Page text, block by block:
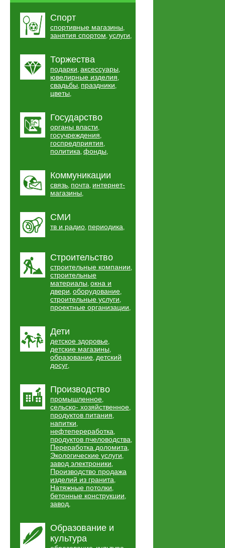
Спорт
спортивные магазины,
занятия спортом, услуги,
Торжества
подарки, аксессуары,
ювелирные изделия,
свадьбы, праздники,
цветы,
Государство
органы власти,
госучреждения,
госпредприятия,
политика, фонды,
Коммуникации
связь, почта, интернет-
магазины,
СМИ
тв и радио, периодика,
Строительство
строительные компании,
строительные
материалы, окна и
двери, оборудование,
строительные услуги,
проектные организации,
Дети
детское здоровье,
детские магазины,
образование, детский
досуг,
Производство
промышленное,
сельско- хозяйственное,
продуктов питания,
напитки,
нефтепереработка,
продуктов пчеловодства,
Переработка доломита,
Экологические услуги,
завод электроники,
Производство продажа
изделий из гранита,
Натяжные потолки,
бетонные конструкции,
завод,
Образование и
культура